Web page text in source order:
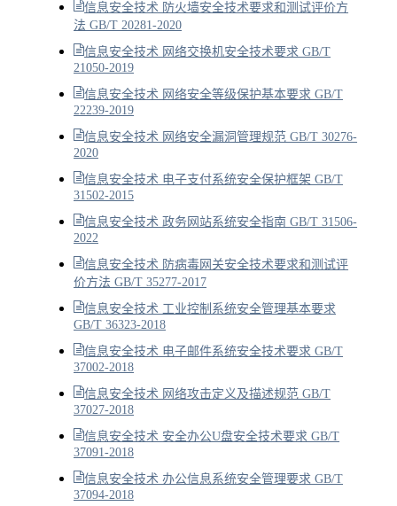
信息安全技术 防火墙安全技术要求和测试评价方
法 GB/T 20281-2020
信息安全技术 网络交换机安全技术要求 GB/T
21050-2019
信息安全技术 网络安全等级保护基本要求 GB/T
22239-2019
信息安全技术 网络安全漏洞管理规范 GB/T 30276-
2020
信息安全技术 电子支付系统安全保护框架 GB/T
31502-2015
信息安全技术 政务网站系统安全指南 GB/T 31506-
2022
信息安全技术 防病毒网关安全技术要求和测试评
价方法 GB/T 35277-2017
信息安全技术 工业控制系统安全管理基本要求
GB/T 36323-2018
信息安全技术 电子邮件系统安全技术要求 GB/T
37002-2018
信息安全技术 网络攻击定义及描述规范 GB/T
37027-2018
信息安全技术 安全办公U盘安全技术要求 GB/T
37091-2018
信息安全技术 办公信息系统安全管理要求 GB/T
37094-2018